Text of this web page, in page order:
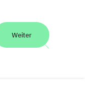
Weiter